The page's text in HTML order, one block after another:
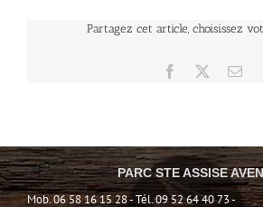
Partagez cet article, choisissez
Facebook
PARC STE ASSISE
Mob. 06 58 16 15 28 - Tél. 09 52 64 40 73 -